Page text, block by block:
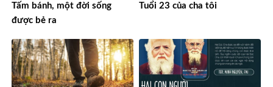
Tấm bánh, một đời sống
được bẻ ra
Tuổi 23 của cha tôi